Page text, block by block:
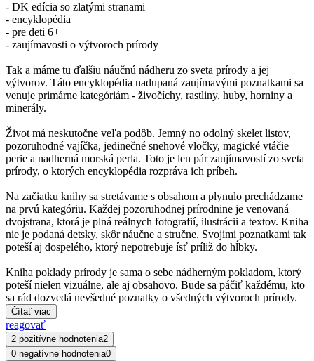
- DK edícia so zlatými stranami
- encyklopédia
- pre deti 6+
- zaujímavosti o výtvoroch prírody
Tak a máme tu ďalšiu náučnú nádheru zo sveta prírody a jej
výtvorov. Táto encyklopédia nadupaná zaujímavými poznatkami sa
venuje primárne kategóriám - živočíchy, rastliny, huby, horniny a
minerály.
Život má neskutočne veľa podôb. Jemný no odolný skelet listov,
pozoruhodné vajíčka, jedinečné snehové vločky, magické vtáčie
perie a nadherná morská perla. Toto je len pár zaujímavostí zo sveta
prírody, o ktorých encyklopédia rozpráva ich príbeh.
Na začiatku knihy sa stretávame s obsahom a plynulo prechádzame
na prvú kategóriu. Každej pozoruhodnej prírodnine je venovaná
dvojstrana, ktorá je plná reálnych fotografií, ilustrácii a textov. Kniha
nie je podaná detsky, skôr náučne a stručne. Svojimi poznatkami tak
poteší aj dospelého, ktorý nepotrebuje ísť príliž do hĺbky.
Kniha poklady prírody je sama o sebe nádherným pokladom, ktorý
poteší nielen vizuálne, ale aj obsahovo. Bude sa páčiť každému, kto
sa rád dozvedá nevšedné poznatky o všedných výtvoroch prírody.
Čítať viac
reagovať
2 pozitívne hodnotenia2
0 negatívne hodnotenia0